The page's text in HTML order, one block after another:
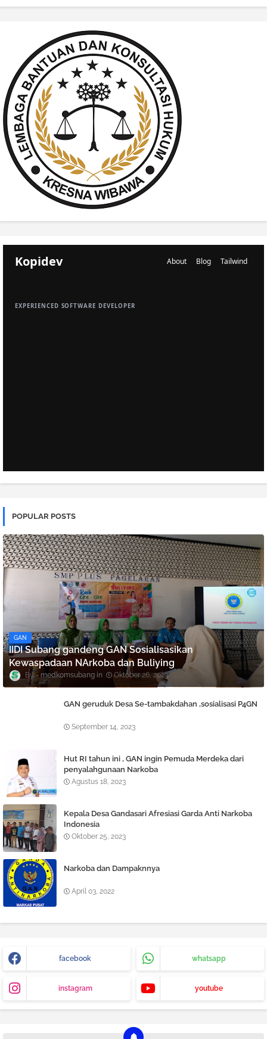
POPULAR POSTS
GAN
IIDI Subang gandeng GAN Sosialisasikan
Kewaspadaan NArkoba dan Buliying
medkomsubang Oktober 26, 2023
GAN geruduk Desa Se-tambakdahan ,sosialisasi P4GN
September 14, 2023
Hut RI tahun ini , GAN ingin Pemuda Merdeka dari
penyalahgunaan Narkoba
Agustus 18, 2023
Kepala Desa Gandasari Afresiasi Garda Anti Narkoba
Indonesia
Oktober 25, 2023
Narkoba dan Dampaknnya
April 03, 2022
facebook whatsapp
instagram youtube